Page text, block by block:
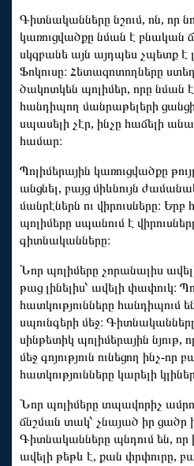
Գիտնականները նշում, ոն, որ
կառուցվածքը նման է բնական
սկզբանե այն ​​այդպես չպետք է
Ֆոկուսը։ Հետազոտողները
ծակոտկեն պոլիմեր, որը նման
հանդիպող մանրաթելերի
սպասելի չէր, ինչը հաճելի
համար։
Պոլիմերային կառուցվածքը
անցնել, բայց միևնույն
մանրէներն ու վիրուսները։ Երբ
պոլիմերը սպանում է
գիտնականները։
Նոր պոլիմերը չորանալիս
թաց լինելիս՝ ավելի փափուկ։
հատկությունները հանդիպում
սպունգերի մեջ։
սինթետիկ պոլիմերային նյութ,
մեջ գոյություն ունեցող ինչ-որ
հատկությունները կարելի
Նոր պոլիմերը տպավորիչ
ճնշման տակ՝ չնայած իր ցածր
Գիտնականները պնդում են, որ
ավելի թեթև է, քան փրփուրը,